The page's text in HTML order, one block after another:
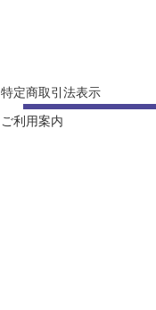
特定商取引法表示
ご利用案内